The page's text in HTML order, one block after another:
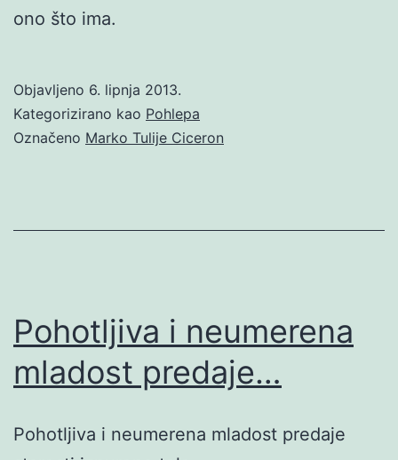
ono što ima.
Objavljeno 6. lipnja 2013.
Kategorizirano kao Pohlepa
Označeno Marko Tulije Ciceron
Pohotljiva i neumerena
mladost predaje…
Pohotljiva i neumerena mladost predaje